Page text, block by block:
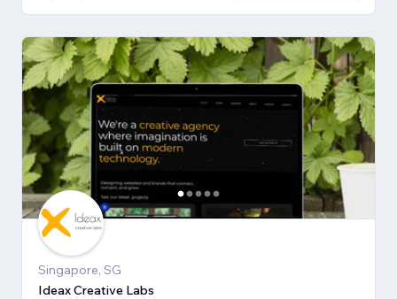
Singapore, SG
Ideax Creative Labs